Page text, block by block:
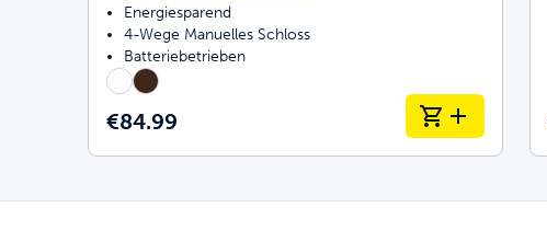
Energiesparend
4-Wege Manuelles Schloss
Batteriebetrieben
€84.99